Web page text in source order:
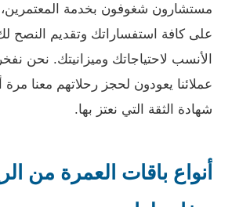
مستشارون شغوفون بخدمة المعتمرين،
على كافة استفساراتك وتقديم النصح لك
الأنسب لاحتياجاتك وميزانيتك. نحن
عملائنا يعودون لحجز رحلاتهم معنا
شهادة الثقة التي نعتز بها.
أنواع باقات العمرة من